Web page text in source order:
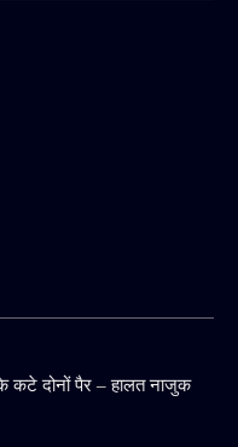
के कटे दोनों पैर – हालत नाजुक